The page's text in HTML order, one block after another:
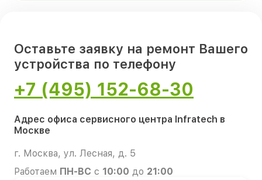
Оставьте заявку на ремонт Вашего
устройства по телефону
+7 (495) 152-68-30
Адрес офиса сервисного центра Infratech в
Москве
г. Москва, ул. Лесная, д. 5
Работаем ПН-ВС с 10:00 до 21:00